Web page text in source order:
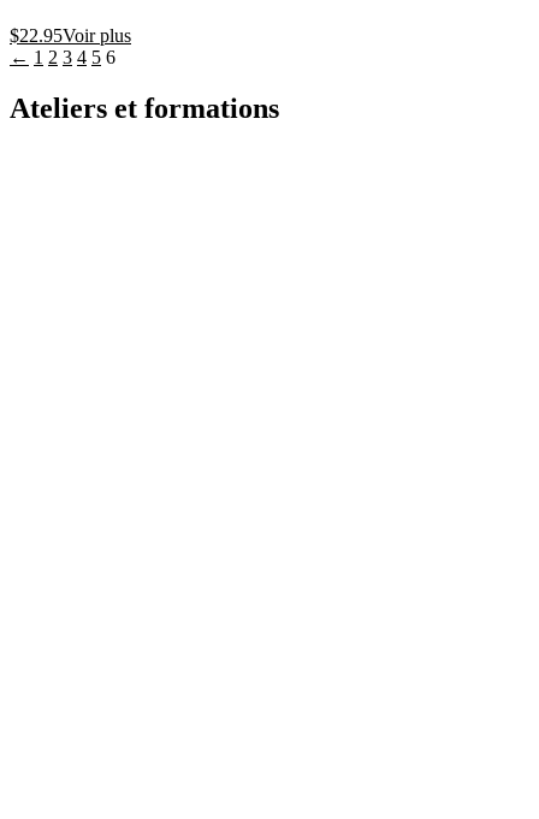
$22.95Voir plus
← 1 2 3 4 5 6
Ateliers et formations